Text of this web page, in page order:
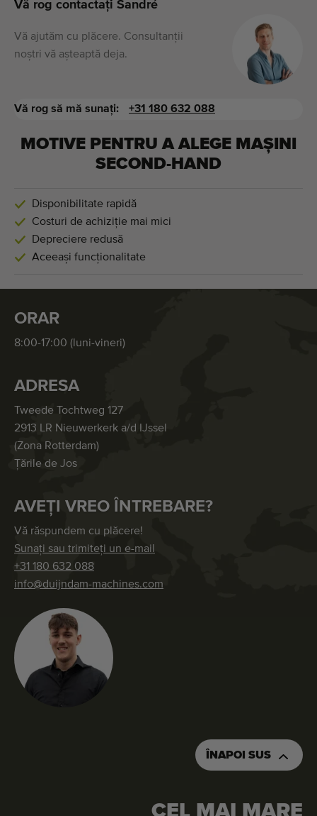
Vă rog contactați Sandré
Vă ajutăm cu plăcere. Consultanții
noștri vă așteaptă deja.
Vă rog să mă sunați: +31 180 632 088
MOTIVE PENTRU A ALEGE MAȘINI
SECOND-HAND
Disponibilitate rapidă
Costuri de achiziție mai mici
Depreciere redusă
Aceeași funcționalitate
ORAR
8:00-17:00 (luni-vineri)
ADRESA
Tweede Tochtweg 127
2913 LR Nieuwerkerk a/d IJssel
(Zona Rotterdam)
Țările de Jos
AVEȚI VREO ÎNTREBARE?
Vă răspundem cu plăcere!
Sunați sau trimiteți un e-mail
+31 180 632 088
info@duijndam-machines.com
ÎNAPOI SUS
CEL MAI MARE